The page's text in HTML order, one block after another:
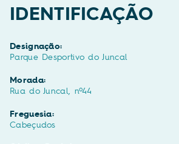
IDENTIFICAÇÃO
Designação:
Parque Desportivo do Juncal
Morada:
Rua do Juncal, nº44
Freguesia:
Cabeçudos